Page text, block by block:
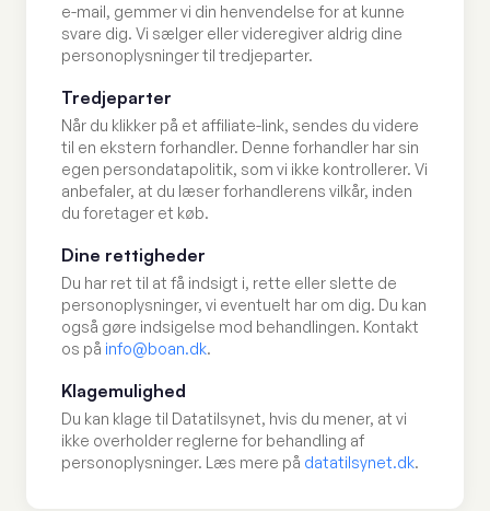
e-mail, gemmer vi din henvendelse for at kunne
svare dig. Vi sælger eller videregiver aldrig dine
personoplysninger til tredjeparter.
Tredjeparter
Når du klikker på et affiliate-link, sendes du videre
til en ekstern forhandler. Denne forhandler har sin
egen persondatapolitik, som vi ikke kontrollerer. Vi
anbefaler, at du læser forhandlerens vilkår, inden
du foretager et køb.
Dine rettigheder
Du har ret til at få indsigt i, rette eller slette de
personoplysninger, vi eventuelt har om dig. Du kan
også gøre indsigelse mod behandlingen. Kontakt
os på info@boan.dk.
Klagemulighed
Du kan klage til Datatilsynet, hvis du mener, at vi
ikke overholder reglerne for behandling af
personoplysninger. Læs mere på datatilsynet.dk.